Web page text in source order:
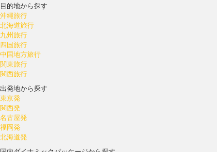
目的地から探す
沖縄旅行
北海道旅行
九州旅行
四国旅行
中国地方旅行
関東旅行
関西旅行
出発地から探す
東京発
関西発
名古屋発
福岡発
北海道発